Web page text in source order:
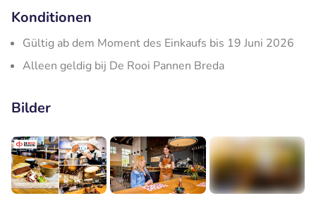
Konditionen
Gültig ab dem Moment des Einkaufs bis 19 Juni 2026
Alleen geldig bij De Rooi Pannen Breda
Bilder